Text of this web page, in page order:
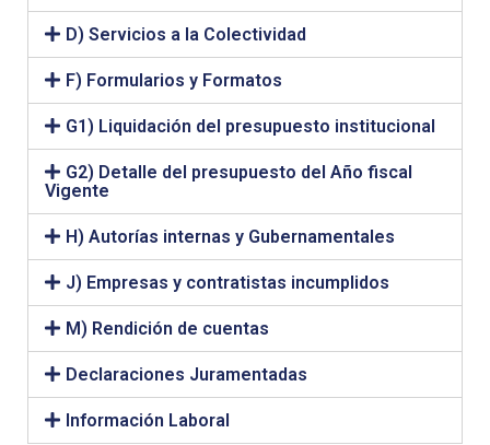
D) Servicios a la Colectividad
F) Formularios y Formatos
G1) Liquidación del presupuesto institucional
G2) Detalle del presupuesto del Año fiscal
Vigente
H) Autorías internas y Gubernamentales
J) Empresas y contratistas incumplidos
M) Rendición de cuentas
Declaraciones Juramentadas
Información Laboral